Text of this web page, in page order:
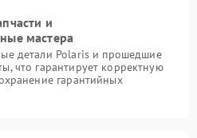
и
мастера
детали Polaris и прошедшие
что гарантирует корректную
гарантийных